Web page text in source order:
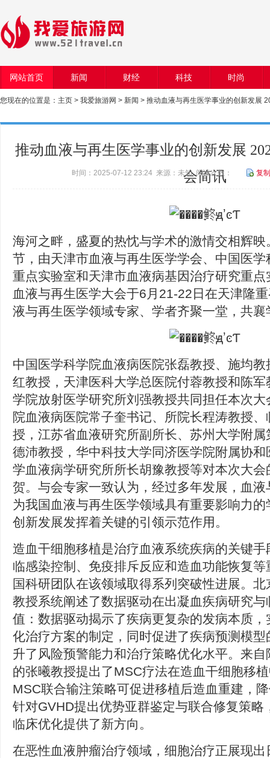
网站首页 新闻 财经 科技 时尚
您现在的位置是： 主页 > 我爱旅游网 > 新闻 > 推动血液与再生医学事业的创新发展
推动血液与再生医学事业的创新发展
会简讯
时间：2025-07-12 23:24 来源：未知 阅读次数： 复
海河之畔，盛夏的热忱与学术的激情交相辉
节，由天津市血液与再生医学学会、中国医
重点实验室和天津市血液病基因治疗研究重
血液与再生医学大会于6月21-22日在天津隆
液与再生医学领域专家、学者齐聚一堂，共襄
中国医学科学院血液病医院张磊教授、施均
红教授，天津医科大学总医院付蓉教授和陈
学院放射医学研究所刘强教授共同担任本次
院血液病医院常子奎书记、所院长程涛教授
授，江苏省血液研究所副所长、苏州大学附
德沛教授，华中科技大学同济医学院附属协
学血液病学研究所所长胡豫教授等对本次大
贺。与会专家一致认为，经过多年发展，血
为我国血液与再生医学领域具有重要影响力
创新发展发挥着关键的引领示范作用。
造血干细胞移植是治疗血液系统疾病的关键
临感染控制、免疫排斥反应和造血功能恢复
国科研团队在该领域取得系列突破性进展。
教授系统阐述了数据驱动在出凝血疾病研究
值：数据驱动揭示了疾病更复杂的发病本质
化治疗方案的制定，同时促进了疾病预测模
升了风险预警能力和治疗策略优化水平。来
的张曦教授提出了MSC疗法在造血干细胞移
MSC联合输注策略可促进移植后造血重建，
针对GVHD提出优势亚群鉴定与联合修复策略
临床优化提供了新方向。
在恶性血液肿瘤治疗领域，细胞治疗正展现